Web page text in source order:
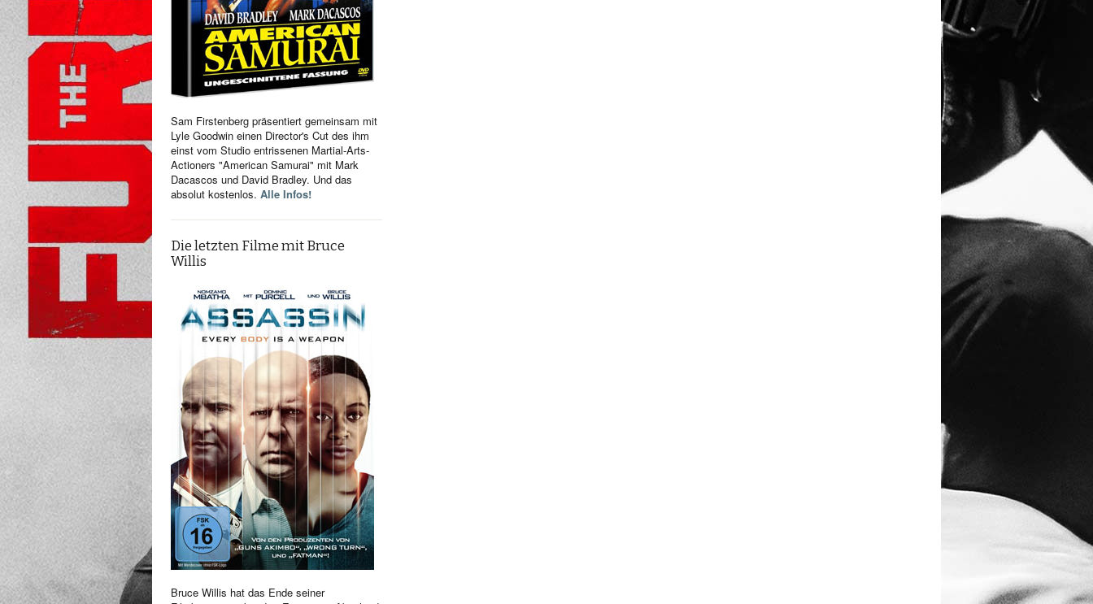
Sam Firstenberg präsentiert gemeinsam mit
Lyle Goodwin einen Director's Cut des ihm
einst vom Studio entrissenen Martial-Arts-
Actioners "American Samurai" mit Mark
Dacascos und David Bradley. Und das
absolut kostenlos. Alle Infos!
Die letzten Filme mit Bruce
Willis
Bruce Willis hat das Ende seiner